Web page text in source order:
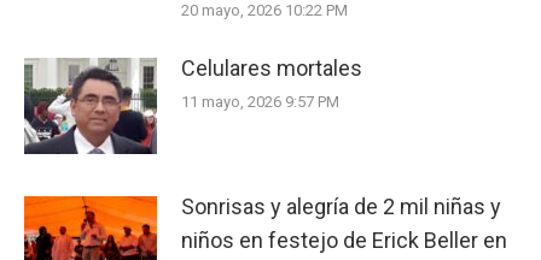
20 mayo, 2026 10:22 PM
Celulares mortales
11 mayo, 2026 9:57 PM
Sonrisas y alegría de 2 mil niñas y
niños en festejo de Erick Beller en